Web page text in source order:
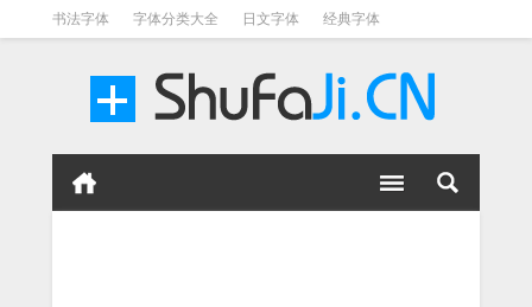
书法字体 字体分类大全 日文字体 经典字体